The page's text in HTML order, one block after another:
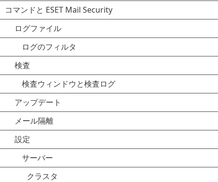
コマンドと ESET Mail Security
ログファイル
ログのフィルタ
検査
検査ウィンドウと検査ログ
アップデート
メール隔離
設定
サーバー
クラスタ